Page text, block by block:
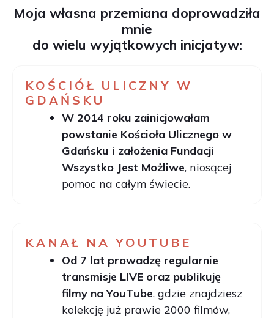
Moja własna przemiana doprowadziła
mnie
do wielu wyjątkowych inicjatyw:
KOŚCIÓŁ ULICZNY W
GDAŃSKU
W 2014 roku zainicjowałam
powstanie Kościoła Ulicznego w
Gdańsku i założenia Fundacji
Wszystko Jest Możliwe, niosącej
pomoc na całym świecie.
KANAŁ NA YOUTUBE
Od 7 lat prowadzę regularnie
transmisje LIVE oraz publikuję
filmy na YouTube, gdzie znajdziesz
kolekcję już prawie 2000 filmów,